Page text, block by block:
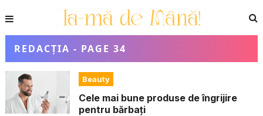
REDACȚIA - PAGE 34
Beauty
Cele mai bune produse de îngrijire
pentru bărbați